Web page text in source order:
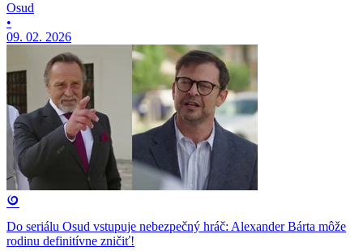
Osud
•
09. 02. 2026
Do seriálu Osud vstupuje nebezpečný hráč: Alexander Bárta môže
rodinu definitívne zničiť!